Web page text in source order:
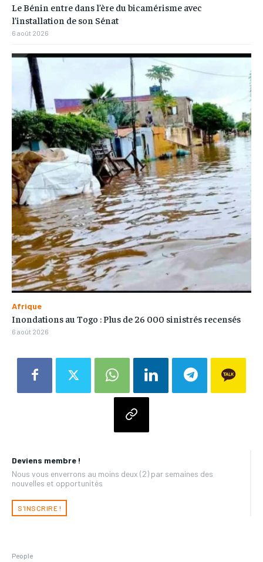
Deviens membre !
Nous vous enverrons au moins deux (2) par semaines des
nouvelles et opportunités
S'INSCRIRE !
People
Le Bénin entre dans l’ère du bicamérisme avec
l’installation de son Sénat
6 août 2026
Afrique
Inondations au Togo : Plus de 26 000 sinistrés recensés
6 août 2026